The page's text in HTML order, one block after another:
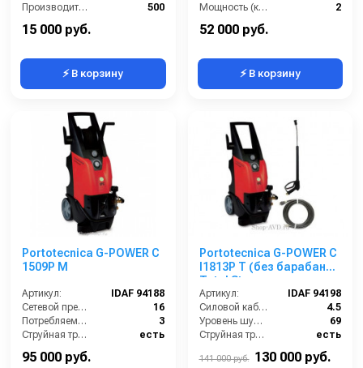
Производительность (л/ч):
500
15 000 руб.
⚡ В корзину
Мощность (кВт):
2
52 000 руб.
⚡ В корзину
Portotecnica G-POWER C
1509P M
Артикул:
IDAF 94188
Сетевой предохранитель (А):
16
Потребляемая мощность (Вт):
3
Струйная трубка (копьё):
есть
Производительность (л/ч):
95 000 руб.
Portotecnica G-POWER C
I1813P T (без барабана)
Total Stop
Артикул:
IDAF 94198
Силовой кабель (м):
4.5
Уровень шума (дБ):
69
Струйная трубка (копьё):
есть
141 000 руб. 130 000 руб.